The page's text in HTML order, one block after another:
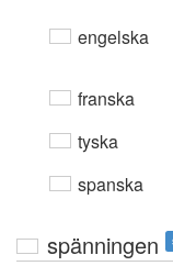
engelska
franska
tyska
spanska
spänningen